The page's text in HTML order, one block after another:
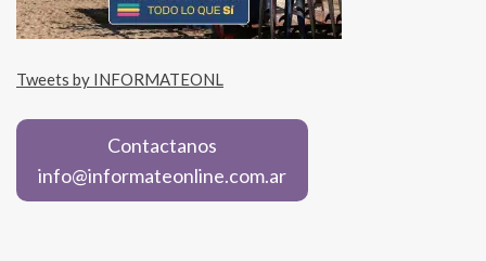
Tweets by INFORMATEONL
Contactanos
info@informateonline.com.ar